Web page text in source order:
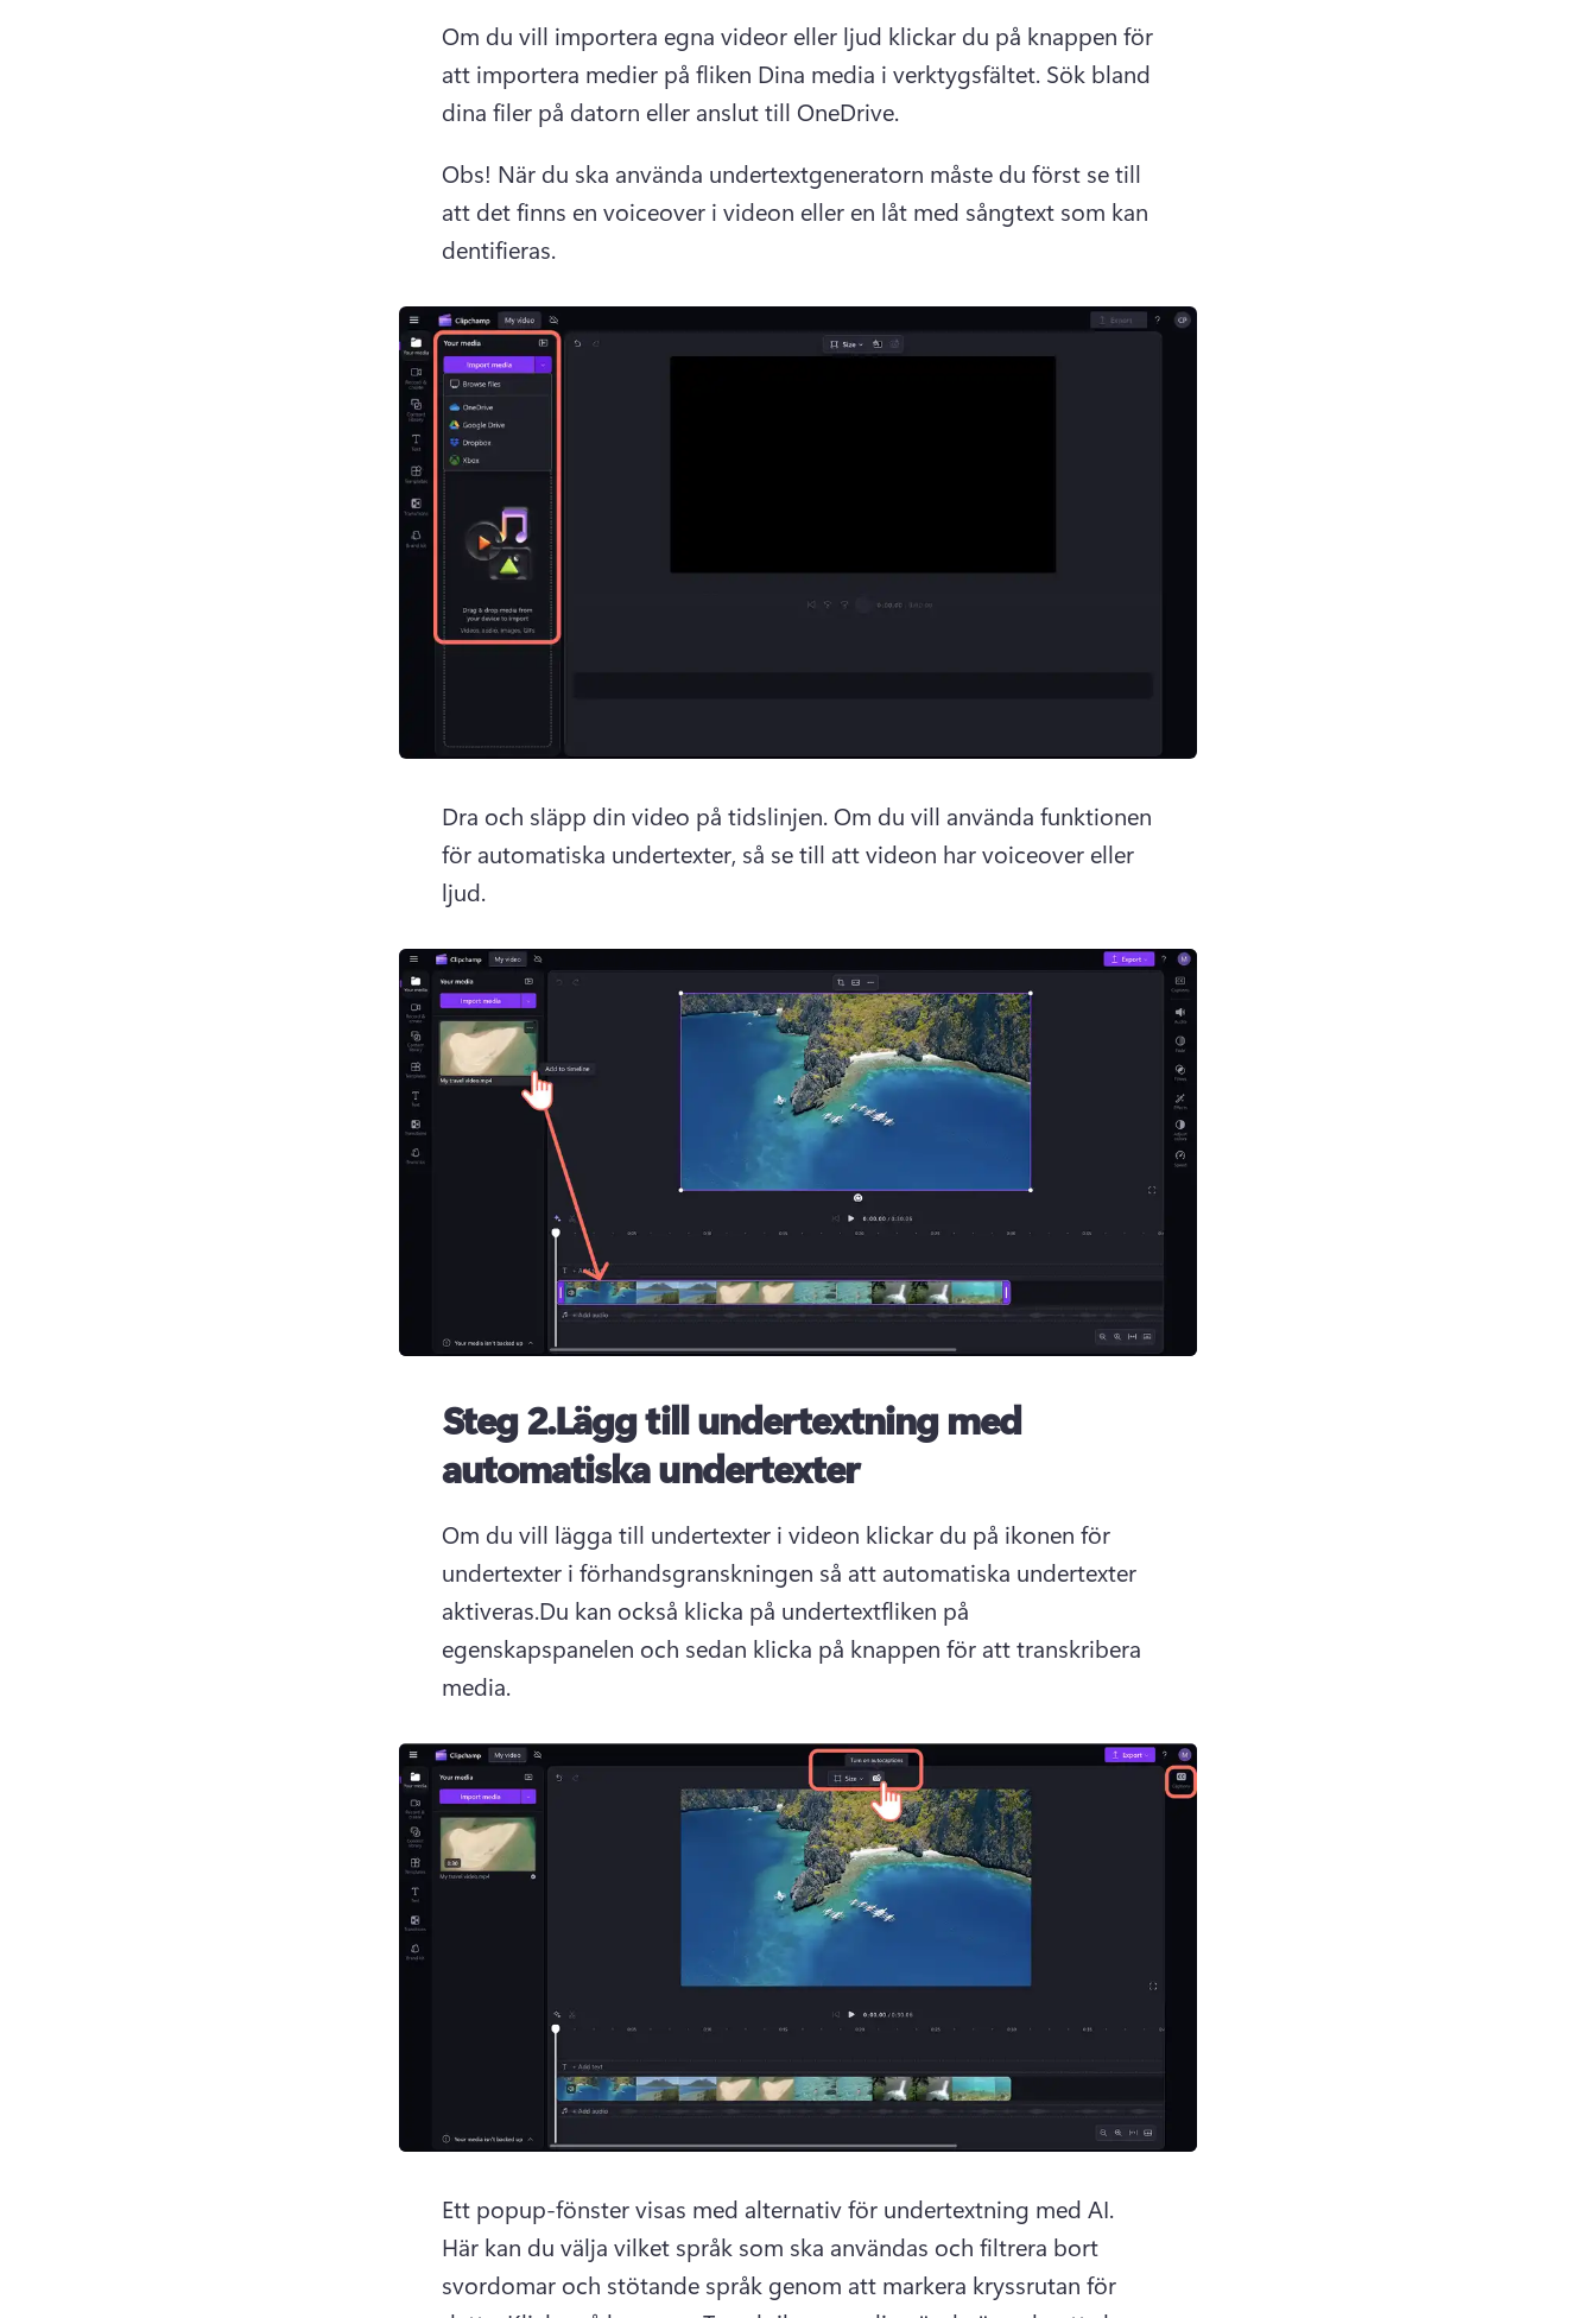
Om du vill importera egna videor eller ljud klickar du på knappen för
att importera medier på fliken Dina media i verktygsfältet. Sök bland
dina filer på datorn eller anslut till OneDrive.
Obs! När du ska använda undertextgeneratorn måste du först se till
att det finns en voiceover i videon eller en låt med sångtext som kan
dentifieras.
Dra och släpp din video på tidslinjen. Om du vill använda funktionen
för automatiska undertexter, så se till att videon har voiceover eller
ljud.
Steg 2.Lägg till undertextning med
automatiska undertexter
Om du vill lägga till undertexter i videon klickar du på ikonen för
undertexter i förhandsgranskningen så att automatiska undertexter
aktiveras.
egenskapspanelen och sedan klicka på knappen för att transkribera
media.
Här kan du välja vilket språk som ska användas och filtrera bort
svordomar och stötande språk genom att markera kryssrutan för